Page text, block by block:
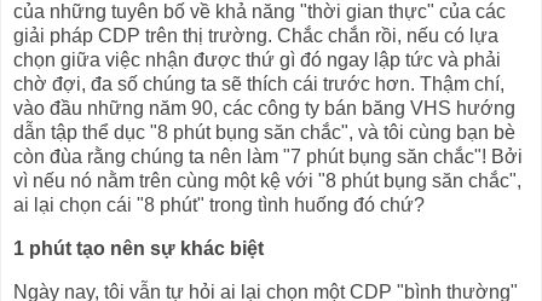
của những tuyên bố về khả năng "thời gian thực" của các
giải pháp CDP trên thị trường. Chắc chắn rồi, nếu có lựa
chọn giữa việc nhận được thứ gì đó ngay lập tức và phải
chờ đợi, đa số chúng ta sẽ thích cái trước hơn. Thậm chí,
vào đầu những năm 90, các công ty bán băng VHS hướng
dẫn tập thể dục "8 phút bụng săn chắc", và tôi cùng bạn bè
còn đùa rằng chúng ta nên làm "7 phút bụng săn chắc"! Bởi
vì nếu nó nằm trên cùng một kệ với "8 phút bụng săn chắc",
ai lại chọn cái "8 phút" trong tình huống đó chứ?
1 phút tạo nên sự khác biệt
Ngày nay, tôi vẫn tự hỏi ai lại chọn một CDP "bình thường"